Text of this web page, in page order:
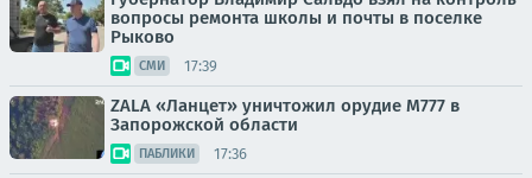
вопросы ремонта школы и почты в поселке
Рыково
СМИ 17:39
ZALA «Ланцет» уничтожил орудие M777 в
Запорожской области
ПАБЛИКИ 17:36